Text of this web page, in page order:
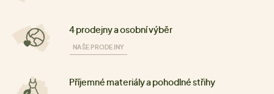
4 prodejny a osobní výběr
NAŠE PRODEJNY
Příjemné materiály a pohodlné střihy